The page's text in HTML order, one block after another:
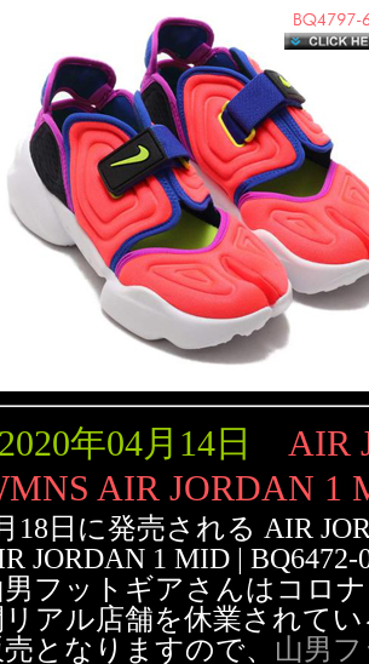
2020年04月14日
AIR
AIR JORDAN 1
18日に発売される AIR
JORDAN 1 MID |
男フットギアさんはコロ
リアル店舗を休業されて
となりますので、 山男